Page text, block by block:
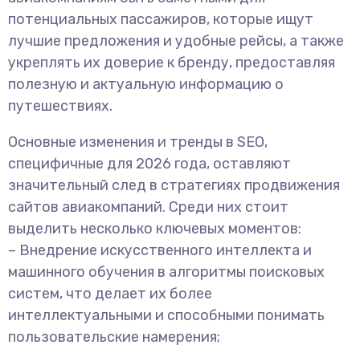
потенциальных пассажиров, которые ищут
лучшие предложения и удобные рейсы, а также
укреплять их доверие к бренду, предоставляя
полезную и актуальную информацию о
путешествиях.
Основные изменения и тренды в SEO,
специфичные для 2026 года, оставляют
значительный след в стратегиях продвижения
сайтов авиакомпаний. Среди них стоит
выделить несколько ключевых моментов:
– Внедрение искусственного интеллекта и
машинного обучения в алгоритмы поисковых
систем, что делает их более
интеллектуальными и способными понимать
пользовательские намерения;